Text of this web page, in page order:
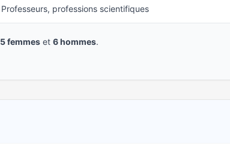
Professeurs, professions scientifiques
5 femmes et 6 hommes.